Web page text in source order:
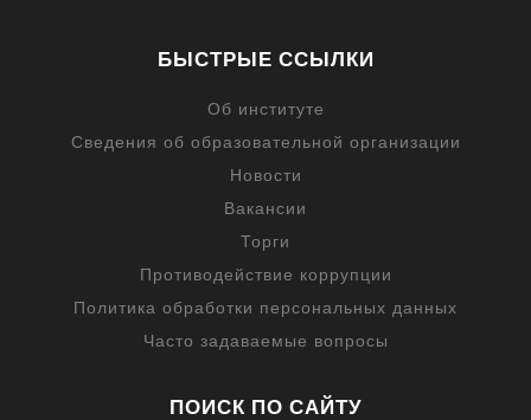
БЫСТРЫЕ ССЫЛКИ
Об институте
Сведения об образовательной организации
Новости
Вакансии
Торги
Противодействие коррупции
Политика обработки персональных данных
Часто задаваемые вопросы
ПОИСК ПО САЙТУ